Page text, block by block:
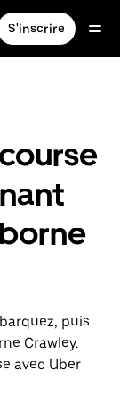
S'inscrire
puis
Crawley.
avec Uber